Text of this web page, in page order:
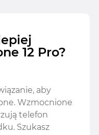
12 Pro?
aby
Wzmocnione
telefon
Szukasz